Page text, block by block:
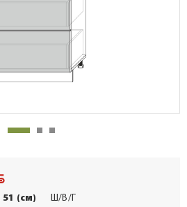
51 (см)
Ш/В/Г